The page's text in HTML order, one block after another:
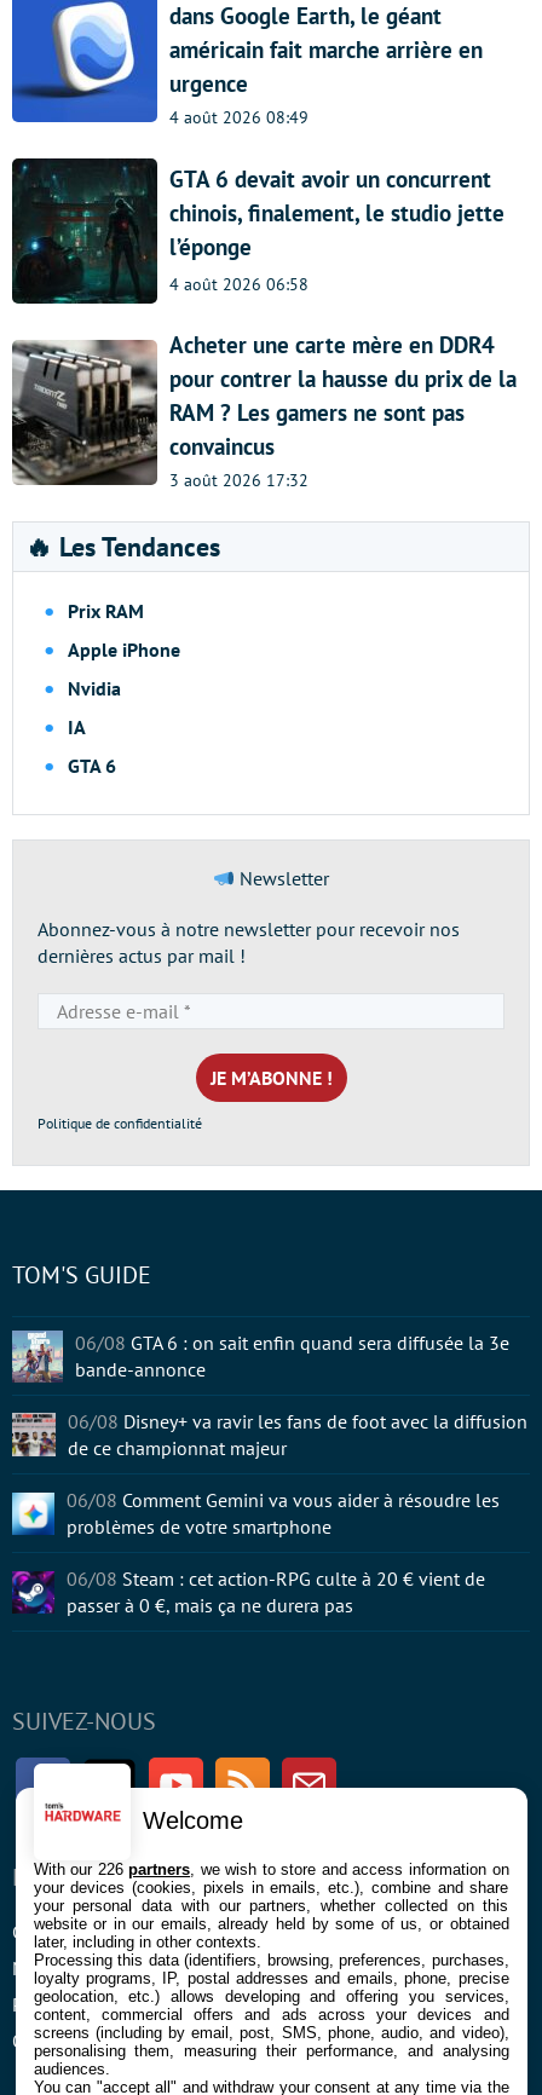
dans Google Earth, le géant
américain fait marche arrière en
urgence
4 août 2026 08:49
GTA 6 devait avoir un concurrent
chinois, finalement, le studio jette
l’éponge
4 août 2026 06:58
Acheter une carte mère en DDR4
pour contrer la hausse du prix de la
RAM ? Les gamers ne sont pas
convaincus
3 août 2026 17:32
🔥 Les Tendances
Prix RAM
Apple iPhone
Nvidia
IA
GTA 6
Newsletter
Abonnez-vous à notre newsletter pour recevoir nos
dernières actus par mail !
e-
mail
*
Politique de confidentialité
SUIVEZ-NOUS
FacebookTwitter Youtube RSS Newsletter
ENTREPRISE
Confidentialité et Cookies
Mentions légales et CGU
Préférences Cookies
Qui sommes nous
À PROPOS
Contact
TOM'S GUIDE
06/08 GTA 6 : on sait enfin quand sera diffusée la 3e
bande-annonce
06/08 Disney+ va ravir les fans de foot avec la diffusion
de ce championnat majeur
06/08 Comment Gemini va vous aider à résoudre les
problèmes de votre smartphone
06/08 Steam : cet action-RPG culte à 20 € vient de
passer à 0 €, mais ça ne durera pas
Welcome
With our 226partners , we wish to store and access information on
your devices (cookies, pixels in emails, etc.), combine and share
your personal data with our partners, whether collected on this
website or in our emails, already held by some of us, or obtained
later, including in other contexts.
Processing this data (identifiers, browsing, preferences, purchases,
loyalty programs, IP, postal addresses and emails, phone, precise
geolocation, etc.) allows developing and offering you services,
content, commercial offers and ads across your devices and
screens (including by email, post, SMS, phone, audio, and video),
personalising them, measuring their performance, and analysing
audiences.
You can "accept all" and withdraw your consent at any time via the